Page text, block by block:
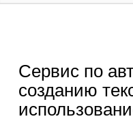
Сервис по
созданию